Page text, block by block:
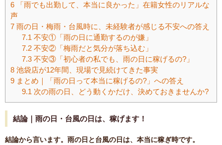
6 「雨でも出勤して、本当に良かった」在籍女性のリアルな
声
7 雨の日・梅雨・台風時に、未経験者が感じる不安への答え
7.1 不安①「雨の日に通勤するのが嫌」
7.2不安②「梅雨だと気分が落ち込む」
7.3不安③「初心者の私でも、雨の日に稼げるの?」
8 池袋店が12年間、現場で見続けてきた事実
9 まとめ｜「雨の日って本当に稼げるの?」への答え
9.1 次の雨の日、どう動くかだけ、決めておきませんか?
結論｜雨の日・台風の日は、稼げます！
結論から言います。雨の日と台風の日は、本当に稼ぎ時です。